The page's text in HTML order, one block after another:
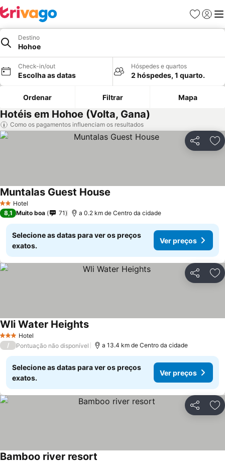
Favoritos
Iniciar
Destino
Hohoe
Check-in/out
Escolha as datas
Hóspedes e quartos
2 hóspedes, 1 quarto.
Ordenar Filtrar Mapa
Hotéis em Hohoe (Volta, Gana)
Como os pagamentos influenciam os resultados
Partilhar
2 Estrelas
Hotel
Muntalas Guest House
8,1 Muito boa 71 a 0.2 km de Centro da cidade
Selecione as datas para ver os preços
exatos.
Ver preços
Partilhar
3 EstrelasHotel
Wli Water Heights
/ Pontuação não disponível a 13.4 km de Centro da cidade
Selecione as datas para ver os preços
exatos.
Ver preços
Partilhar
Bamboo river resort